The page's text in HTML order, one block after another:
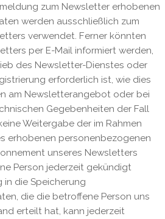
zum Newsletter erhobenen
werden ausschließlich zum
verwendet. Ferner könnten
per E-Mail informiert werden,
des Newsletter-Dienstes oder
erforderlich ist, wie dies
am Newsletterangebot oder bei
Gegebenheiten der Fall
Weitergabe der im Rahmen
erhobenen personenbezogenen
unseres Newsletters
Person jederzeit gekündigt
in die Speicherung
die die betroffene Person uns
erteilt hat, kann jederzeit